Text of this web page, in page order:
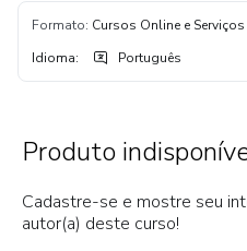
Formato: Cursos Online e
Idioma: Português
Produto
Cadastre-se e mostre seu
autor(a) deste curso!